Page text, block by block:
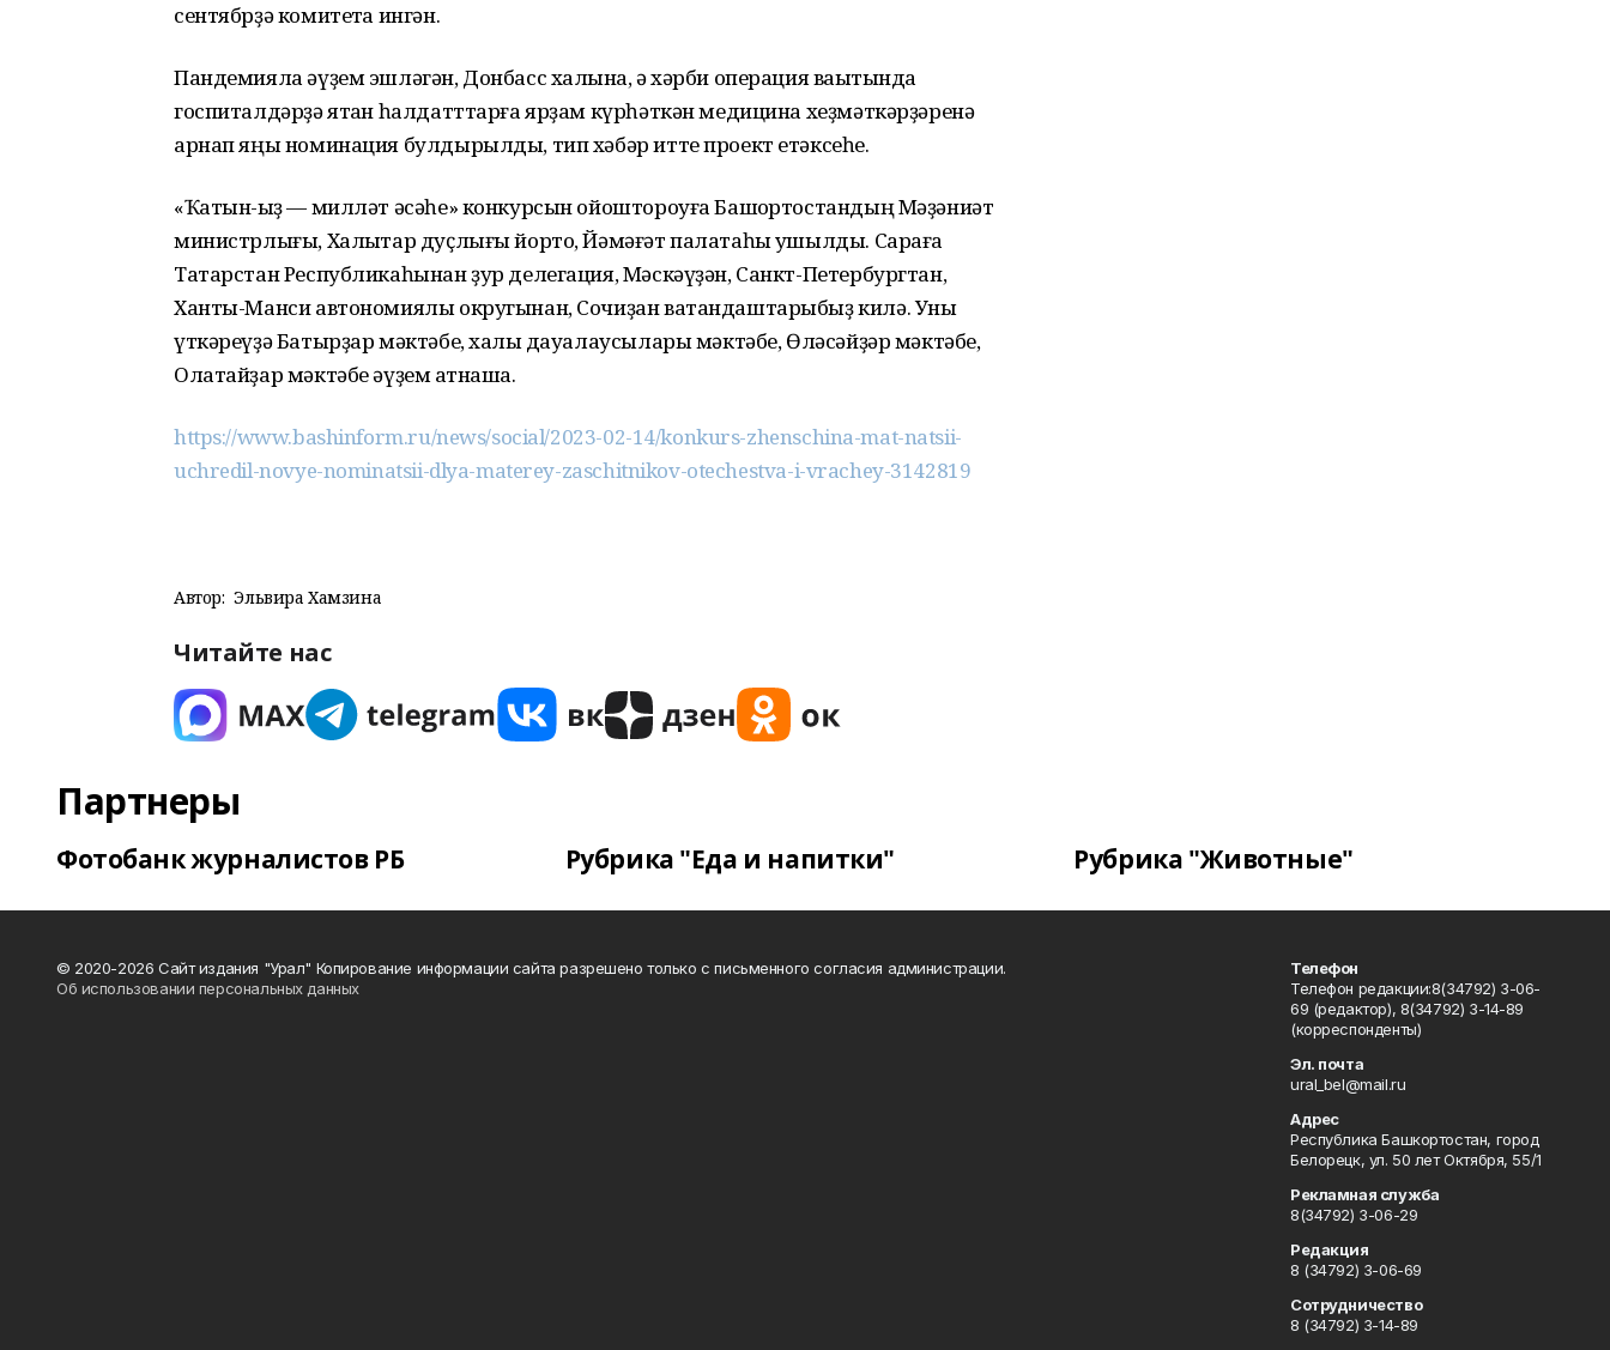
сентябрҙә комитетҡа ингән.
Пандемияла әүҙем эшләгән, Донбасс халҡына, ә хәрби операция ваҡытында
госпиталдәрҙә ятҡан һалдатттарға ярҙам күрһәткән медицина хеҙмәткәрҙәренә
арнап яңы номинация булдырылды, тип хәбәр итте проект етәксеһе.
«Ҡатын-ҡыҙ — милләт әсәһе» конкурсын ойоштороуға Башҡортостандың Мәҙәниәт
министрлығы, Халыҡтар дуҫлығы йорто, Йәмәғәт палатаһы ҡушылды. Сараға
Татарстан Республикаһынан ҙур делегация, Мәскәүҙән, Санкт-Петербургтан,
Ханты-Манси автономиялы округынан, Сочиҙан ватандаштарыбыҙ килә. Уны
үткәреүҙә Батырҙар мәктәбе, халыҡ дауалаусылары мәктәбе, Өләсәйҙәр мәктәбе,
Олатайҙар мәктәбе әүҙем ҡатнаша.
https://www.bashinform.ru/news/social/2023-02-14/konkurs-zhenschina-mat-natsii-
uchredil-novye-nominatsii-dlya-materey-zaschitnikov-otechestva-i-vrachey-3142819
Автор: Эльвира Хамзина
Читайте нас
Партнеры
Фотобанк журналистов РБ Рубрика "Еда и напитки" Рубрика "Животные"
© 2020-2026 Сайт издания "Урал" Копирование информации сайта разрешено только с письменного согласия администрации.
Об использовании персональных данных
Телефон
Телефон редакции:8(34792) 3-06-
69 (редактор), 8(34792) 3-14-89
(корреспонденты)
Эл. почта
ural_bel@mail.ru
Адрес
Республика Башкортостан, город
Белорецк, ул. 50 лет Октября, 55/1
Рекламная служба
8(34792) 3-06-29
Редакция
8 (34792) 3-06-69
Сотрудничество
8 (34792) 3-14-89